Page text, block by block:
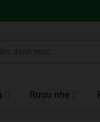
Rượu nhẹ